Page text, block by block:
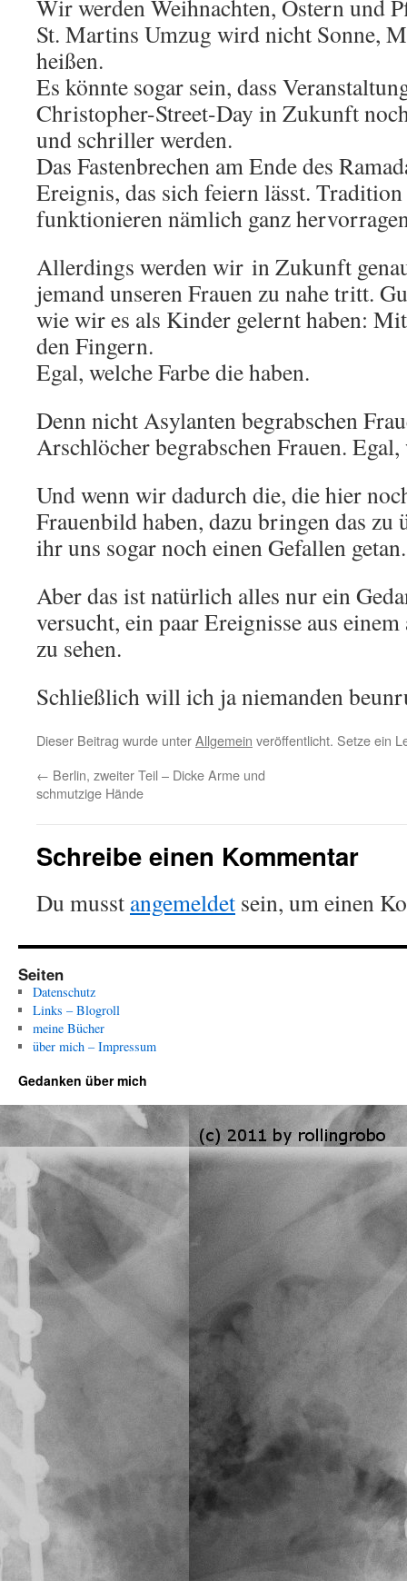
Wir werden Weihnachten, Ostern und
St. Martins Umzug wird nicht Sonne,
heißen.
Es könnte sogar sein, dass
Christopher-Street-Day in Zukunft
und schriller werden.
Das Fastenbrechen am Ende des
Ereignis, das sich feiern lässt.
funktionieren nämlich ganz
Allerdings werden wir in Zukunft
jemand unseren Frauen zu nahe tritt.
wie wir es als Kinder gelernt haben:
den Fingern.
Egal, welche Farbe die haben.
Denn nicht Asylanten begrabschen
Arschlöcher begrabschen Frauen.
Und wenn wir dadurch die, die hier
Frauenbild haben, dazu bringen das zu
ihr uns sogar noch einen Gefallen getan.
Aber das ist natürlich alles nur ein
versucht, ein paar Ereignisse aus
zu sehen.
Schließlich will ich ja niemanden
Dieser Beitrag wurde unterAllgemein veröffentlicht. Setze ein
← Berlin, zweiter Teil – Dicke Arme und
schmutzige Hände
Schreibe einen Kommentar
Du musst angemeldet sein, um einen
Seiten
Datenschutz
Links – Blogroll
meine Bücher
über mich – Impressum
Gedanken über mich